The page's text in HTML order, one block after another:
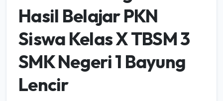
Hasil Belajar PKN
Siswa Kelas X TBSM 3
SMK Negeri 1 Bayung
Lencir